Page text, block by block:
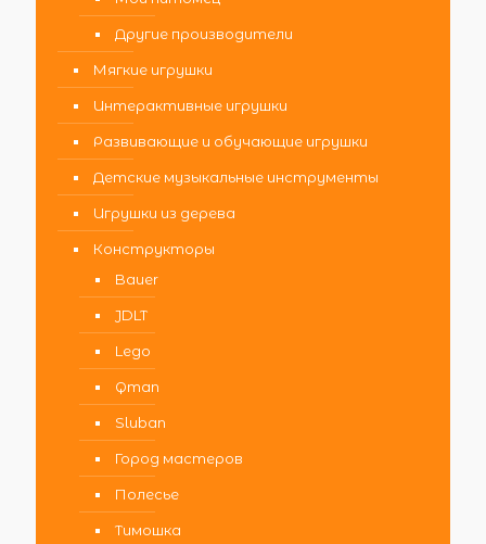
Другие производители
Мягкие игрушки
Интерактивные игрушки
Развивающие и обучающие игрушки
Детские музыкальные инструменты
Игрушки из дерева
Конструкторы
Bauer
JDLT
Lego
Qman
Sluban
Город мастеров
Полесье
Тимошка